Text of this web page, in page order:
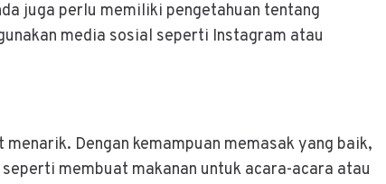
juga perlu memiliki pengetahuan tentang
media sosial seperti Instagram atau
Dengan kemampuan memasak yang baik,
membuat makanan untuk acara-acara atau